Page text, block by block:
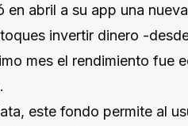
en abril a su app una
invertir dinero -
mes el rendimiento fue
este fondo permite al